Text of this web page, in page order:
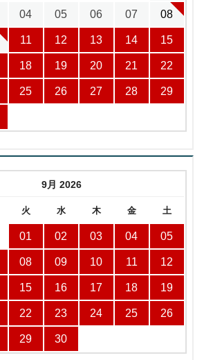
04 05 06 07 08
11 12 13 14 15
18 19 20 21 22
25 26 27 28 29
9月 2026
火 水 木 金 土
01 02 03 04 05
08 09 10 11 12
15 16 17 18 19
22 23 24 25 26
29 30